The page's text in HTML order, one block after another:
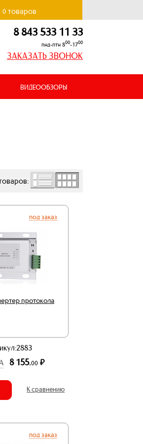
0товаров
8 843 533 11 33
пнд-птн 800-1700
ЗАКАЗАТЬ ЗВОНОК
ВИДЕООБЗОРЫ
под заказ
протокола
8 155.00 р.
К сравнению
под заказ